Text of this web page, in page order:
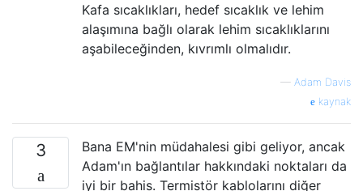
Kafa sıcaklıkları, hedef sıcaklık ve lehim
alaşımına bağlı olarak lehim sıcaklıklarını
aşabileceğinden, kıvrımlı olmalıdır.
— Adam Davis
kaynak
3
Bana EM'nin müdahalesi gibi geliyor, ancak
Adam'ın bağlantılar hakkındaki noktaları da
iyi bir bahis. Termistör kablolarını diğer